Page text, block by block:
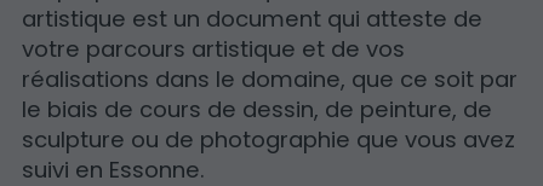
artistique est un document qui atteste de
votre parcours artistique et de vos
réalisations dans le domaine, que ce soit par
le biais de cours de dessin, de peinture, de
sculpture ou de photographie que vous avez
suivi en Essonne.